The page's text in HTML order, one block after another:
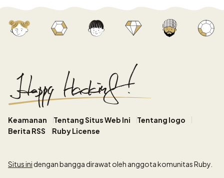
Keamanan Tentang Situs Web Ini
Tentang logo
Berita RSS
Ruby License
Situs inidengan bangga dirawat oleh anggota komunitas Ruby.